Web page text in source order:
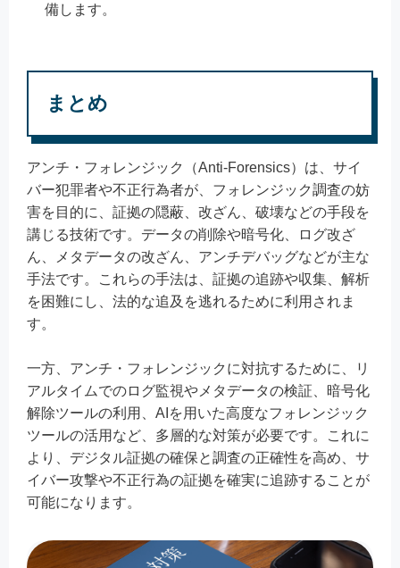
備します。
まとめ
アンチ・フォレンジック（Anti-Forensics）は、サイ
バー犯罪者や不正行為者が、フォレンジック調査の妨
害を目的に、証拠の隠蔽、改ざん、破壊などの手段を
講じる技術です。データの削除や暗号化、ログ改ざ
ん、メタデータの改ざん、アンチデバッグなどが主な
手法です。これらの手法は、証拠の追跡や収集、解析
を困難にし、法的な追及を逃れるために利用されま
す。
一方、アンチ・フォレンジックに対抗するために、リ
アルタイムでのログ監視やメタデータの検証、暗号化
解除ツールの利用、AIを用いた高度なフォレンジック
ツールの活用など、多層的な対策が必要です。これに
より、デジタル証拠の確保と調査の正確性を高め、サ
イバー攻撃や不正行為の証拠を確実に追跡することが
可能になります。